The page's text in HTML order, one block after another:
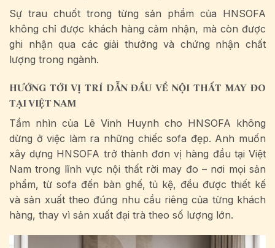
Sự trau chuốt trong từng sản phẩm của HNSOFA
không chỉ được khách hàng cảm nhận, mà còn được
ghi nhận qua các giải thưởng và chứng nhận chất
lượng trong ngành.
HƯỚNG TỚI VỊ TRÍ DẪN ĐẦU VỀ NỘI THẤT MAY ĐO
TẠI VIỆT NAM
Tầm nhìn của Lê Vinh Huynh cho HNSOFA không
dừng ở việc làm ra những chiếc sofa đẹp. Anh muốn
xây dựng HNSOFA trở thành đơn vị hàng đầu tại Việt
Nam trong lĩnh vực nội thất rời may đo – nơi mọi sản
phẩm, từ sofa đến bàn ghế, tủ kệ, đều được thiết kế
và sản xuất theo đúng nhu cầu riêng của từng khách
hàng, thay vì sản xuất đại trà theo số lượng lớn.